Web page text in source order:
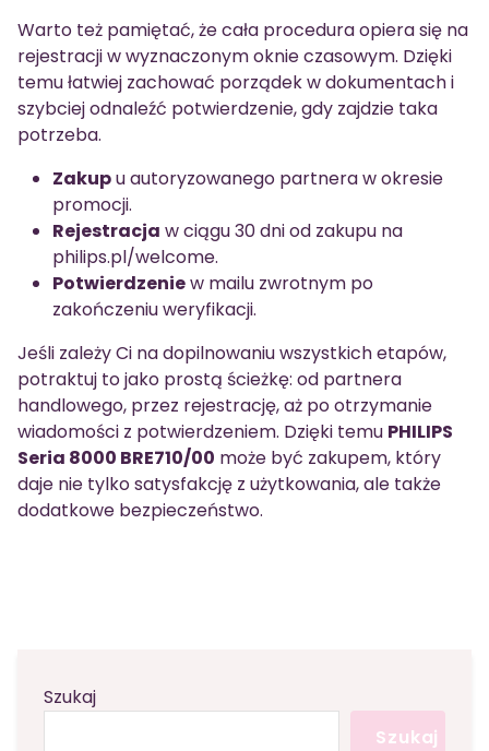
Warto też pamiętać, że cała procedura opiera się na
rejestracji w wyznaczonym oknie czasowym. Dzięki
temu łatwiej zachować porządek w dokumentach i
szybciej odnaleźć potwierdzenie, gdy zajdzie taka
potrzeba.
Zakupu autoryzowanego partnera w okresie
promocji.
Rejestracja w ciągu 30 dni od zakupu na
philips.pl/welcome.
Potwierdzeniew mailu zwrotnym po
zakończeniu weryfikacji.
Jeśli zależy Ci na dopilnowaniu wszystkich etapów,
potraktuj to jako prostą ścieżkę: od partnera
handlowego, przez rejestrację, aż po otrzymanie
wiadomości z potwierdzeniem. Dzięki temu PHILIPS
Seria 8000 BRE710/00 może być zakupem, który
daje nie tylko satysfakcję z użytkowania, ale także
dodatkowe bezpieczeństwo.
Szukaj
Szukaj